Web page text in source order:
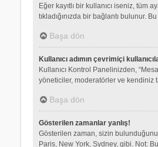
Eğer kayıtlı bir kullanıcı iseniz, tüm
tıkladığınızda bir bağlantı bulunur.
Başa dön
Kullanıcı adımın çevrimiçi
Kullanıcı Kontrol Panelinizden,
yöneticiler, moderatörler ve kendiniz
Başa dön
Gösterilen zamanlar yanlış!
Gösterilen zaman, sizin
Paris, New York, Sydney, gibi. Not: